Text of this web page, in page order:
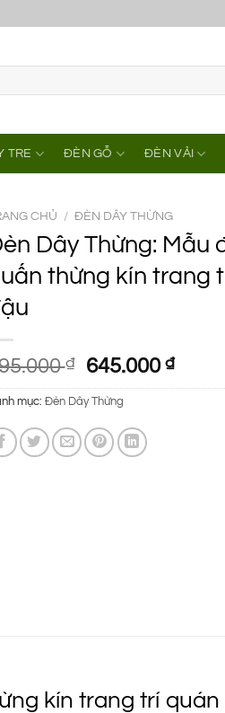
TRE ĐÈN GỖ ĐÈN VẢI
CHỦ / ĐÈN DÂY THỪNG
Dây Thừng: Mẫu
thừng kín trang
₫
Giá
gốc
là:
995.000 ₫.
645.000 ₫Giá
hiện
mục: Đèn Dây Thừng
kín trang trí quán